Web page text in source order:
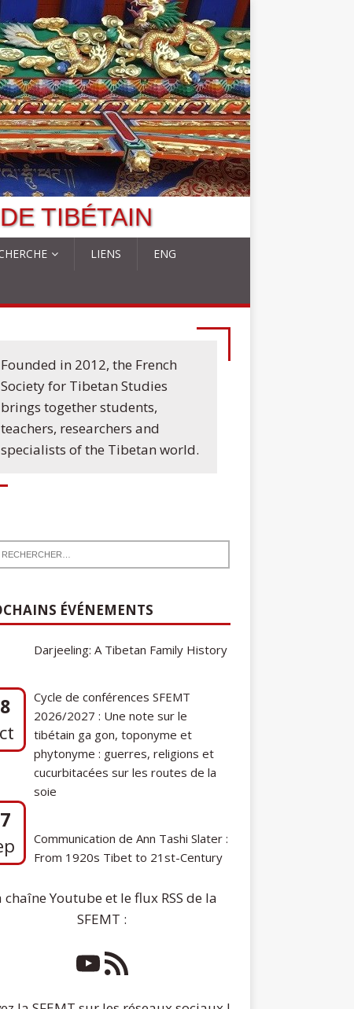
TIBÉTAIN
LIENS ENG
Founded in 2012, the French
Society for Tibetan Studies
brings together students,
teachers, researchers and
specialists of the Tibetan world.
ÉVÉNEMENTS
Cycle de conférences SFEMT
phytonyme : guerres, religions et
cucurbitacées sur les routes de la
soie
Communication de Ann Tashi Slater :
chaîne Youtube et le flux RSS de la
SFEMT :